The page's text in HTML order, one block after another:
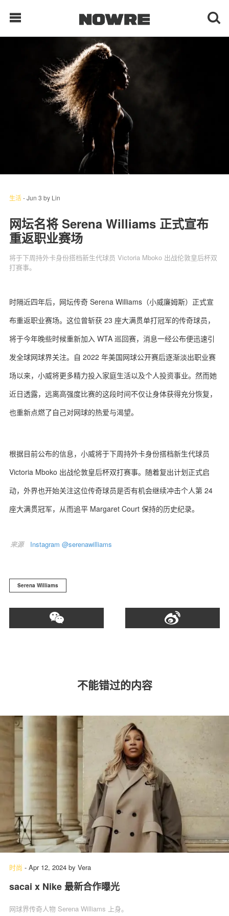
每日鲜榨
现客视点
每日栏目
时 尚
球 鞋
科 技
生活-Jun 3 by Lin
网坛名将 Serena Williams 正式宣布
重返职业赛场
将于下周持外卡身份搭档新生代球员 Victoria Mboko 出战伦敦皇后杯双
打赛事。
时隔近四年后，网坛传奇 Serena Williams（小威廉姆斯）正式宣
布重返职业赛场。这位曾斩获 23 座大满贯单打冠军的传奇球员，
将于今年晚些时候重新加入 WTA 巡回赛，消息一经公布便迅速引
发全球网球界关注。自 2022 年美国网球公开赛后逐渐淡出职业赛
场以来，小威将更多精力投入家庭生活以及个人投资事业。然而她
近日透露，远离高强度比赛的这段时间不仅让身体获得充分恢复，
也重新点燃了自己对网球的热爱与渴望。
根据目前公布的信息，小威将于下周持外卡身份搭档新生代球员
Victoria Mboko 出战伦敦皇后杯双打赛事。随着复出计划正式启
动，外界也开始关注这位传奇球员是否有机会继续冲击个人第 24
座大满贯冠军，从而追平 Margaret Court 保持的历史纪录。
来源 Instagram @serenawilliams
Serena Williams
不能错过的内容
时尚 - Apr 12, 2024 by Vera
sacai x Nike 最新合作曝光
网球界传奇人物 Serena Williams 上身。